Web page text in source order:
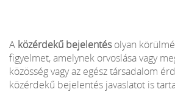
A közérdekű bejelentésolyan
figyelmet, amelynek orvoslása vagy
közösség vagy az egész társadalom
közérdekű bejelentés javaslatot is